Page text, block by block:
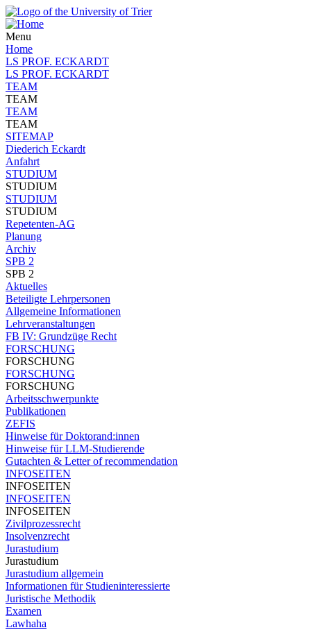
Menu
Home
LS PROF. ECKARDT
LS PROF. ECKARDT
TEAM
TEAM
TEAM
TEAM
SITEMAP
Diederich Eckardt
Anfahrt
STUDIUM
STUDIUM
STUDIUM
STUDIUM
Repetenten-AG
Planung
Archiv
SPB 2
SPB 2
Aktuelles
Beteiligte Lehrpersonen
Allgemeine Informationen
Lehrveranstaltungen
FB IV: Grundzüge Recht
FORSCHUNG
FORSCHUNG
FORSCHUNG
FORSCHUNG
Arbeitsschwerpunkte
Publikationen
ZEFIS
Hinweise für Doktorand:innen
Hinweise für LLM-Studierende
Gutachten & Letter of recommendation
INFOSEITEN
INFOSEITEN
INFOSEITEN
INFOSEITEN
Zivilprozessrecht
Insolvenzrecht
Jurastudium
Jurastudium
Jurastudium allgemein
Informationen für Studieninteressierte
Juristische Methodik
Examen
Lawhaha